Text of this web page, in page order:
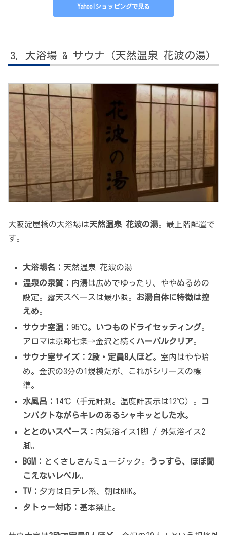
Yahoo!ショッピングで見る
大浴場 & サウナ（天然温泉 花波の湯）
大阪淀屋橋の大浴場は天然温泉 花波の湯。最上階配置で
す。
大浴場名： 天然温泉 花波の湯
温泉の泉質： 内湯は広めでゆったり、ややぬるめの
設定。露天スペースは最小限。
お湯自体に特徴は控
えめ。
サウナ室温：95℃。 いつものドライセッティング。
アロマは京都七条→金沢と続く ハーバルクリア。
サウナ室サイズ： 2段・定員8人ほど。室内はやや暗
め。金沢の3分の1規模だが、これがシリーズの標
準。
水風呂： 14℃（手元計測。温度計表示は12℃）。
コ
ンパクトながらキレのあるシャキッとした水。
ととのいスペース： 内気浴イス1脚 / 外気浴イス2
脚。
BGM： とくさしさんミュージック。
うっすら、ほぼ聞
こえないレベル。
TV： 夕方は日テレ系、朝はNHK。
タトゥー対応：基本禁止。